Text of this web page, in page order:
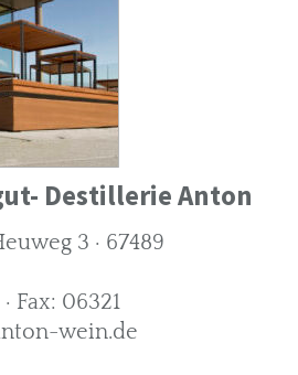
Destillerie Anton
3 · 67489
Fax: 06321
wein.de